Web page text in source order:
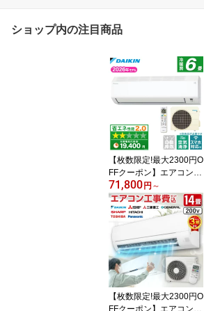
ショップ内の注目商品
【枚数限定!最大2300円O
FFクーポン】エアコン 6
畳 ダイキン 工事費込
み・本体のみ選べる DAI
KIN S226ATES-W ホワイ
ト Eシリーズ [エアコン
(主に6畳用)]
71,800 円 ～
【枚数限定!最大2300円O